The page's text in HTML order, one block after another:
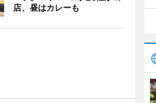
店、昼はカレーも